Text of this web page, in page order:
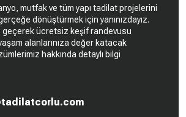
mutfak ve tüm yapı tadilat projelerini
dönüştürmek için yanınızdayız.
geçerek ücretsiz keşif randevusu
alanlarınıza değer katacak
hakkında detaylı bilgi